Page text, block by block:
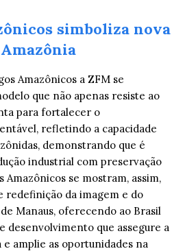
simboliza nova
Amazônicos a ZFM se
que não apenas resiste ao
para fortalecer o
refletindo a capacidade
demonstrando que é
industrial com preservação
Amazônicos se mostram, assim,
redefinição da imagem e do
Manaus, oferecendo ao Brasil
desenvolvimento que assegure a
amplie as oportunidades na